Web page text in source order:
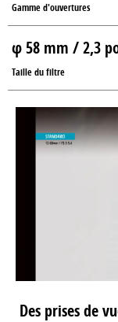
Gamme d'ouvertures
φ 58 mm / 2,3
Taille du filtre
Des prises de